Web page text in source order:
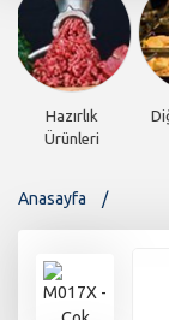
Piliç Makinesi
Anasayfa